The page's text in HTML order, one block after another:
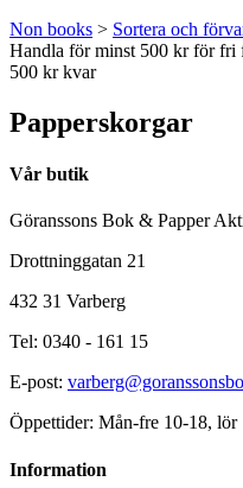
Non books > Sortera och
Handla för minst 500 kr för fri
500 kr kvar
Papperskorgar
Vår butik
Göranssons Bok & Papper
Drottninggatan 21
432 31 Varberg
Tel: 0340 - 161 15
E-post:
Öppettider: Mån-fre 10-18, lör
Information